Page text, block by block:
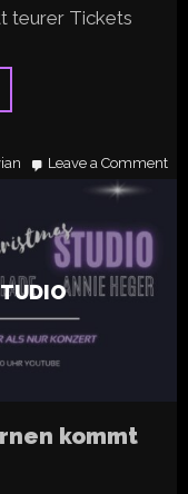
teurer Tickets
Leave a Commenton
kommt